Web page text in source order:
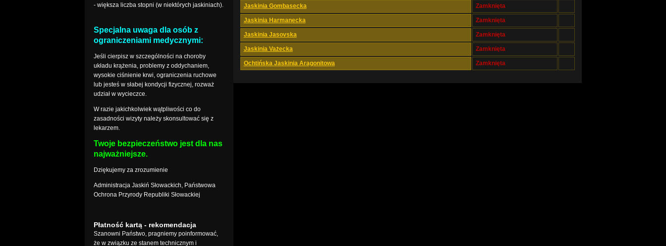
Jaskinia Gombasecka Zamknięta
Jaskinia Harmanecka Zamknięta
Jaskinia Jasovska Zamknięta
Jaskinia Vażecka Zamknięta
Ochtińska Jaskinia Aragonitowa Zamknięta
- większa liczba stopni (w niektórych jaskiniach).
Specjalna uwaga dla osób z
ograniczeniami medycznymi:
Jeśli cierpisz w szczególności na choroby
układu krążenia, problemy z oddychaniem,
wysokie ciśnienie krwi, ograniczenia ruchowe
lub jesteś w słabej kondycji fizycznej, rozważ
udział w wycieczce.
W razie jakichkolwiek wątpliwości co do
zasadności wizyty należy skonsultować się z
lekarzem.
Twoje bezpieczeństwo jest dla nas
najważniejsze.
Dziękujemy za zrozumienie
Administracja Jaskiń Słowackich, Państwowa
Ochrona Przyrody Republiki Słowackiej
Płatność kartą - rekomendacja
Szanowni Państwo, pragniemy poinformować,
że w związku ze stanem technicznym i